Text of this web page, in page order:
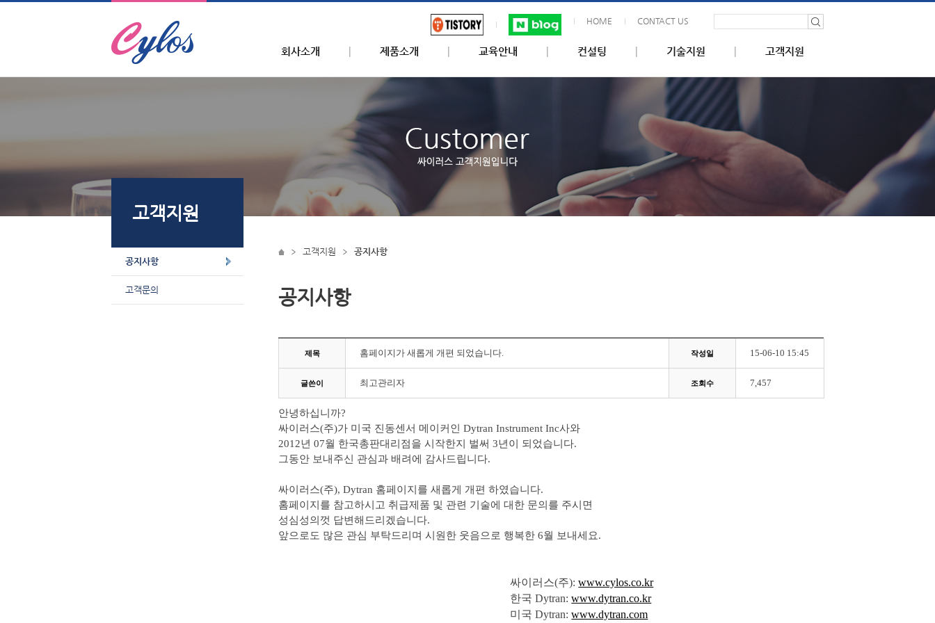
HOME CONTACT US
회사소개 제품소개 교육안내 컨설팅 기술지원 고객지원
고객지원
공지사항
고객문의
고객지원 공지사항
공지사항
제목 홈페이지가 새롭게 개편 되었습니다. 작성일 15-06-10 15:45
글쓴이 최고관리자 조회수 7,457
안녕하십니까? ​
싸이러스(주)가 미국 진동센서 메이커인 Dytran Instrument Inc사와
2012년 07월 한국총판대리점을 시작한지 벌써 3년이 되었습니다.
그동안 보내주신 관심과 배려에 감사드립니다.
싸이러스(주), Dytran 홈페이지를 새롭게 개편 하였습니다.
홈페이지를 참고하시고 취급제품 및 관련 기술에 대한 문의를 주시면
성심성의껏 답변해드리겠습니다.
앞으로도 많은 관심 부탁드리며 시원한 웃음으로 행복한 6월 보내세요.
싸이러스(주):www.cylos.co.kr
한국Dytran:www.dytran.co.kr
미국Dytran:www.dytran.com